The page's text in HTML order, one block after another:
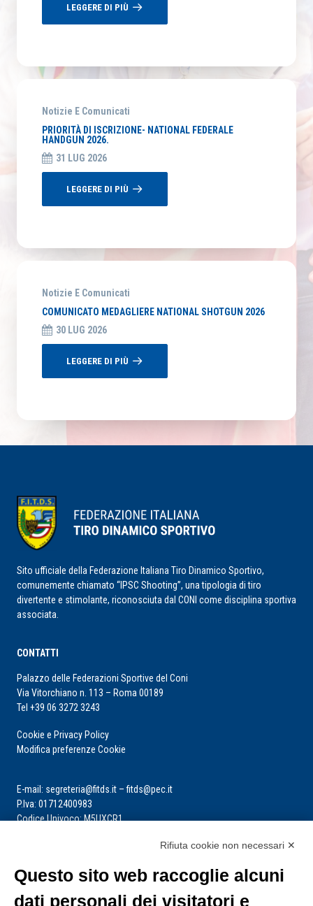
LEGGERE DI PIÙ
Notizie E Comunicati
PRIORITÀ DI ISCRIZIONE- NATIONAL FEDERALE
HANDGUN 2026.
31 LUG 2026
LEGGERE DI PIÙ
Notizie E Comunicati
COMUNICATO MEDAGLIERE NATIONAL SHOTGUN 2026
30 LUG 2026
LEGGERE DI PIÙ
Sito ufficiale della Federazione Italiana Tiro Dinamico Sportivo,
comunemente chiamato “IPSC Shooting”, una tipologia di tiro
divertente e stimolante, riconosciuta dal CONI come disciplina sportiva
associata.
CONTATTI
Palazzo delle Federazioni Sportive del Coni
Via Vitorchiano n. 113 – Roma 00189
Tel +39 06 3272 3243
Cookie e Privacy Policy
Modifica preferenze Cookie
E-mail: segreteria@fitds.it – fitds@pec.it
P.Iva: 01712400983
Codice Univoco: M5UXCR1
La segreteria è aperta dal lunedì al venerdì dalle ore 9:00 alle ore 14:00
Rifiuta cookie non necessari ✕
Questo sito web raccoglie alcuni
dati personali dei visitatori e